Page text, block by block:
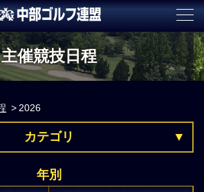
主催競技日程
2026
カテゴリ
年別